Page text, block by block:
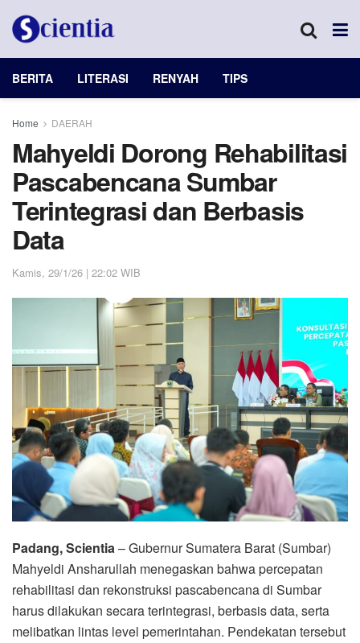
BERITA LITERASI RENYAH TIPS
Home DAERAH
Mahyeldi Dorong Rehabilitasi
Pascabencana Sumbar
Terintegrasi dan Berbasis
Data
Kamis, 29/1/26 | 22:02 WIB
Padang, Scientia– Gubernur Sumatera Barat (Sumbar)
Mahyeldi Ansharullah menegaskan bahwa percepatan
rehabilitasi dan rekonstruksi pascabencana di Sumbar
harus dilakukan secara terintegrasi, berbasis data, serta
melibatkan lintas level pemerintahan. Pendekatan tersebut